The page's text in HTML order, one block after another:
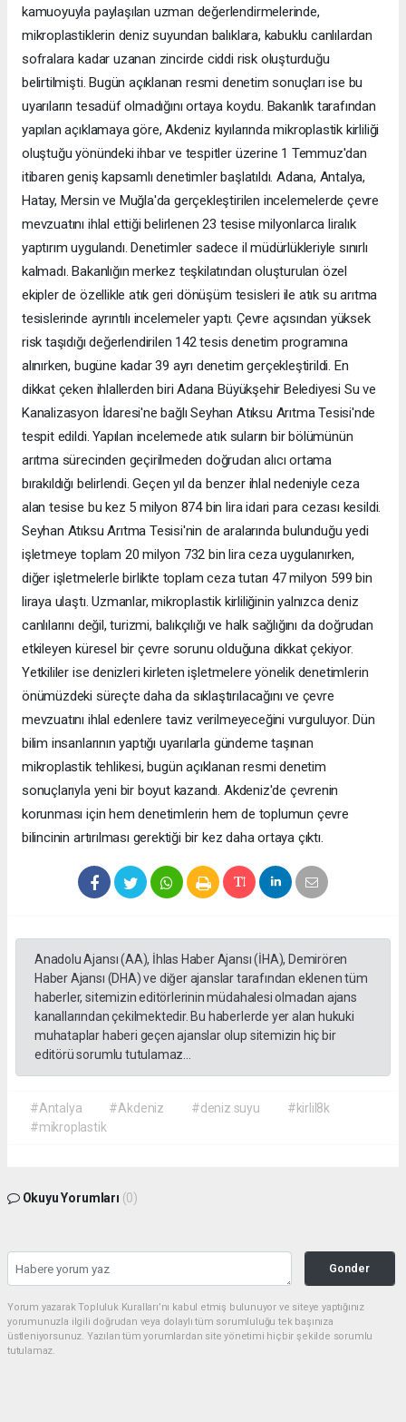
kamuoyuyla paylaşılan uzman değerlendirmelerinde,
mikroplastiklerin deniz suyundan balıklara, kabuklu canlılardan
sofralara kadar uzanan zincirde ciddi risk oluşturduğu
belirtilmişti. Bugün açıklanan resmi denetim sonuçları ise bu
uyarıların tesadüf olmadığını ortaya koydu. Bakanlık tarafından
yapılan açıklamaya göre, Akdeniz kıyılarında mikroplastik kirliliği
oluştuğu yönündeki ihbar ve tespitler üzerine 1 Temmuz'dan
itibaren geniş kapsamlı denetimler başlatıldı. Adana, Antalya,
Hatay, Mersin ve Muğla'da gerçekleştirilen incelemelerde çevre
mevzuatını ihlal ettiği belirlenen 23 tesise milyonlarca liralık
yaptırım uygulandı. Denetimler sadece il müdürlükleriyle sınırlı
kalmadı. Bakanlığın merkez teşkilatından oluşturulan özel
ekipler de özellikle atık geri dönüşüm tesisleri ile atık su arıtma
tesislerinde ayrıntılı incelemeler yaptı. Çevre açısından yüksek
risk taşıdığı değerlendirilen 142 tesis denetim programına
alınırken, bugüne kadar 39 ayrı denetim gerçekleştirildi. En
dikkat çeken ihlallerden biri Adana Büyükşehir Belediyesi Su ve
Kanalizasyon İdaresi'ne bağlı Seyhan Atıksu Arıtma Tesisi'nde
tespit edildi. Yapılan incelemede atık suların bir bölümünün
arıtma sürecinden geçirilmeden doğrudan alıcı ortama
bırakıldığı belirlendi. Geçen yıl da benzer ihlal nedeniyle ceza
alan tesise bu kez 5 milyon 874 bin lira idari para cezası kesildi.
Seyhan Atıksu Arıtma Tesisi'nin de aralarında bulunduğu yedi
işletmeye toplam 20 milyon 732 bin lira ceza uygulanırken,
diğer işletmelerle birlikte toplam ceza tutarı 47 milyon 599 bin
liraya ulaştı. Uzmanlar, mikroplastik kirliliğinin yalnızca deniz
canlılarını değil, turizmi, balıkçılığı ve halk sağlığını da doğrudan
etkileyen küresel bir çevre sorunu olduğuna dikkat çekiyor.
Yetkililer ise denizleri kirleten işletmelere yönelik denetimlerin
önümüzdeki süreçte daha da sıklaştırılacağını ve çevre
mevzuatını ihlal edenlere taviz verilmeyeceğini vurguluyor. Dün
bilim insanlarının yaptığı uyarılarla gündeme taşınan
mikroplastik tehlikesi, bugün açıklanan resmi denetim
sonuçlarıyla yeni bir boyut kazandı. Akdeniz'de çevrenin
korunması için hem denetimlerin hem de toplumun çevre
bilincinin artırılması gerektiği bir kez daha ortaya çıktı.
Anadolu Ajansı (AA), İhlas Haber Ajansı (İHA), Demirören
Haber Ajansı (DHA) ve diğer ajanslar tarafından eklenen tüm
haberler, sitemizin editörlerinin müdahalesi olmadan ajans
kanallarından çekilmektedir. Bu haberlerde yer alan hukuki
muhataplar haberi geçen ajanslar olup sitemizin hiç bir
editörü sorumlu tutulamaz...
#Antalya #Akdeniz #deniz suyu
#kirlil8k
#mikroplastik
Okuyu Yorumları (0)
Gonder
Yorum yazarak Topluluk Kuralları’nı kabul etmiş bulunuyor ve siteye yaptığınız
yorumunuzla ilgili doğrudan veya dolaylı tüm sorumluluğu tek başınıza
üstleniyorsunuz. Yazılan tüm yorumlardan site yönetimi hiçbir şekilde sorumlu
tutulamaz.